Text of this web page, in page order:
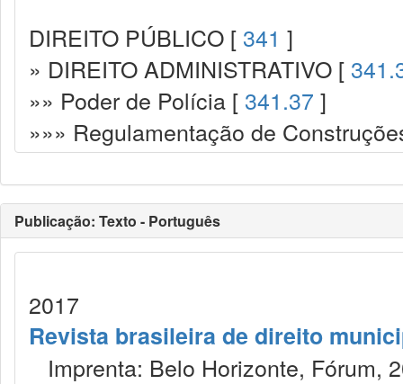
DIREITO PÚBLICO [ 341 ]
» DIREITO ADMINISTRATIVO [
»» Poder de Polícia [ 341.37 ]
»»» Regulamentação de
Publicação: Texto - Português
2017
Revista brasileira de direito
Imprenta: Belo Horizonte, Fórum,